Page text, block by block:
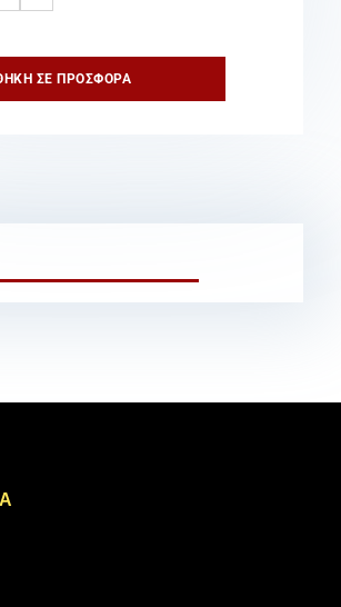
ΣΕ ΠΡΟΣΦΟΡΆ